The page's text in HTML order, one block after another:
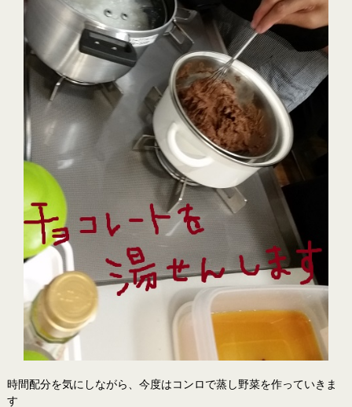
時間配分を気にしながら、今度はコンロで蒸し野菜を作っていきま
す